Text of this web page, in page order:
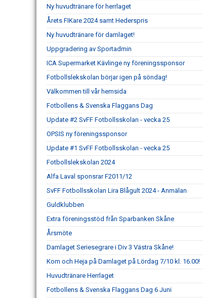
Ny huvudtränare för herrlaget
Årets FIKare 2024 samt Hederspris
Ny huvudtränare för damlaget!
Uppgradering av Sportadmin
ICA Supermarket Kävlinge ny föreningssponsor
Fotbollslekskolan börjar igen på söndag!
Välkommen till vår hemsida
Fotbollens & Svenska Flaggans Dag
Update #2 SvFF Fotbollsskolan - vecka 25
OPSIS ny föreningssponsor
Update #1 SvFF Fotbollsskolan - vecka 25
Fotbollslekskolan 2024
Alfa Laval sponsrar F2011/12
SvFF Fotbollsskolan Lira Blågult 2024 - Anmälan
Guldklubben
Extra föreningsstöd från Sparbanken Skåne
Årsmöte
Damlaget Seriesegrare i Div 3 Västra Skåne!
Kom och Heja på Damlaget på Lördag 7/10 kl. 16.00!
Huvudtränare Herrlaget
Fotbollens & Svenska Flaggans Dag 6 Juni